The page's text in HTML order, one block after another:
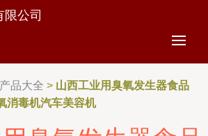
公司
产品大全 > 山西工业用臭氧发生器食品
消毒机汽车美容机